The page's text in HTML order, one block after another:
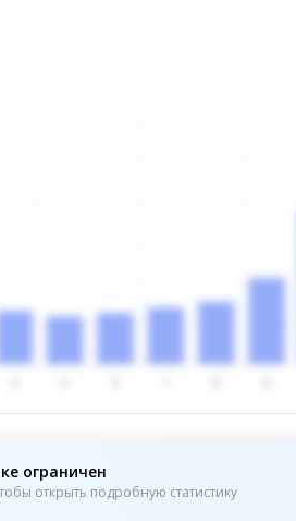
ограничен
открыть подробную статистику